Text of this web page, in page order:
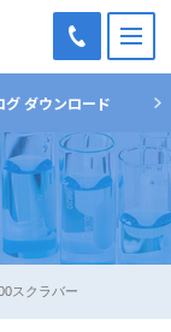
TEL：
03-
5698-
7051
グ ダウンロード
スクラバー